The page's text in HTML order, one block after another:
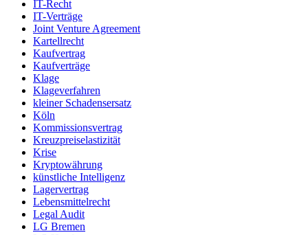
IT-Recht
IT-Verträge
Joint Venture Agreement
Kartellrecht
Kaufvertrag
Kaufverträge
Klage
Klageverfahren
kleiner Schadensersatz
Köln
Kommissionsvertrag
Kreuzpreiselastizität
Krise
Kryptowährung
künstliche Intelligenz
Lagervertrag
Lebensmittelrecht
Legal Audit
LG Bremen